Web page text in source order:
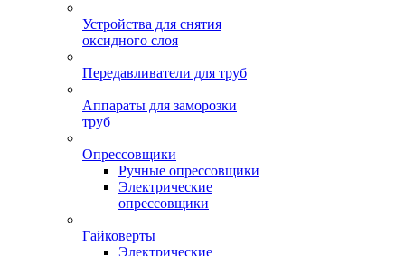
Устройства для снятия
оксидного слоя
Передавливатели для труб
Аппараты для заморозки
труб
Опрессовщики
Ручные опрессовщики
Электрические
опрессовщики
Гайковерты
Электрические